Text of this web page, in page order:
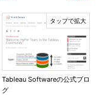
Tableau Softwareの公式ブロ
グ